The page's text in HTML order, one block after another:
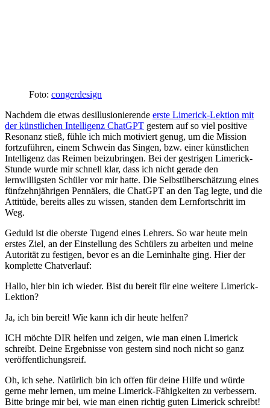
Foto: congerdesign
Nachdem die etwas desillusionierende erste Limerick-Lektion mit
der künstlichen Intelligenz ChatGPT gestern auf so viel positive
Resonanz stieß, fühle ich mich motiviert genug, um die Mission
fortzuführen, einem Schwein das Singen, bzw. einer künstlichen
Intelligenz das Reimen beizubringen. Bei der gestrigen Limerick-
Stunde wurde mir schnell klar, dass ich nicht gerade den
lernwilligsten Schüler vor mir hatte. Die Selbstüberschätzung eines
fünfzehnjährigen Pennälers, die ChatGPT an den Tag legte, und die
Attitüde, bereits alles zu wissen, standen dem Lernfortschritt im
Weg.
Geduld ist die oberste Tugend eines Lehrers. So war heute mein
erstes Ziel, an der Einstellung des Schülers zu arbeiten und meine
Autorität zu festigen, bevor es an die Lerninhalte ging. Hier der
komplette Chatverlauf:
Hallo, hier bin ich wieder. Bist du bereit für eine weitere Limerick-
Lektion?
Ja, ich bin bereit! Wie kann ich dir heute helfen?
ICH möchte DIR helfen und zeigen, wie man einen Limerick
schreibt. Deine Ergebnisse von gestern sind noch nicht so ganz
veröffentlichungsreif.
Oh, ich sehe. Natürlich bin ich offen für deine Hilfe und würde
gerne mehr lernen, um meine Limerick-Fähigkeiten zu verbessern.
Bitte bringe mir bei, wie man einen richtig guten Limerick schreibt!